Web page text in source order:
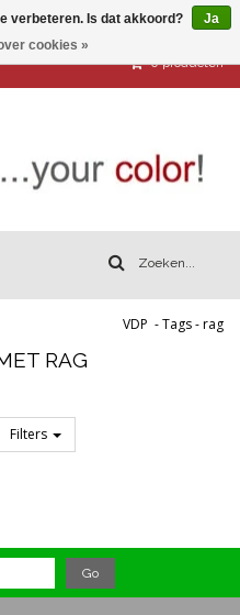
0 producten
VDP -Tags-rag
RAG
Filters
verbeteren. Is dat akkoord?
Ja
cookies »